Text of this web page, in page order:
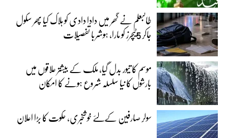
طالبعلم نے گھر میں دادا دادی کو ہلاک کیا پھر سکول
جاکر 5ٹیچرز کو مارا، ہوشربا تفصیلات
موسم کا تیور بدل گیا، ملک کے بیشتر علاقوں میں
بارشوں کا نیا سلسلہ شروع ہونے کا امکان
سولر صارفین کےلئے خوشخبری، حکوت کا بڑا اعلان